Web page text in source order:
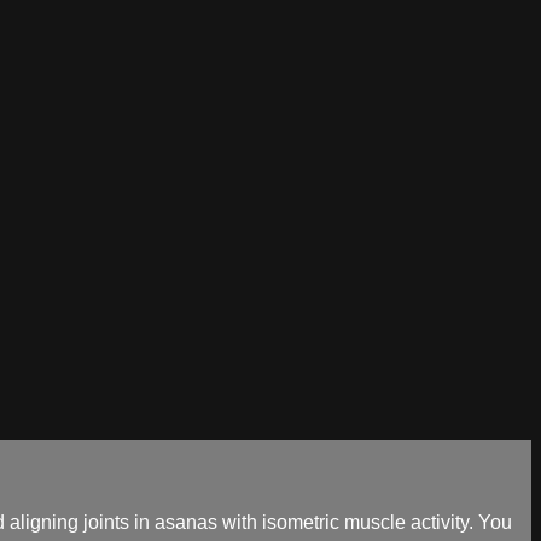
joints in asanas with isometric muscle activity. You